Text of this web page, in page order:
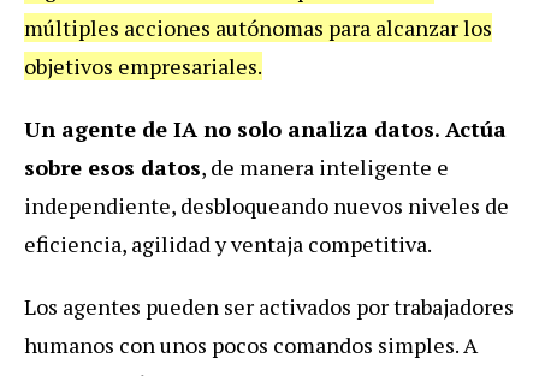
múltiples acciones autónomas para alcanzar los
objetivos empresariales.
Un agente de IA no solo analiza datos. Actúa
sobre esos datos, de manera inteligente e
independiente, desbloqueando nuevos niveles de
eficiencia, agilidad y ventaja competitiva.
Los agentes pueden ser activados por trabajadores
humanos con unos pocos comandos simples. A